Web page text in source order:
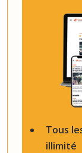
Tous
illimité